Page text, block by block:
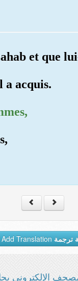
et que
a acquis.
ترجمة
الإلكتروني